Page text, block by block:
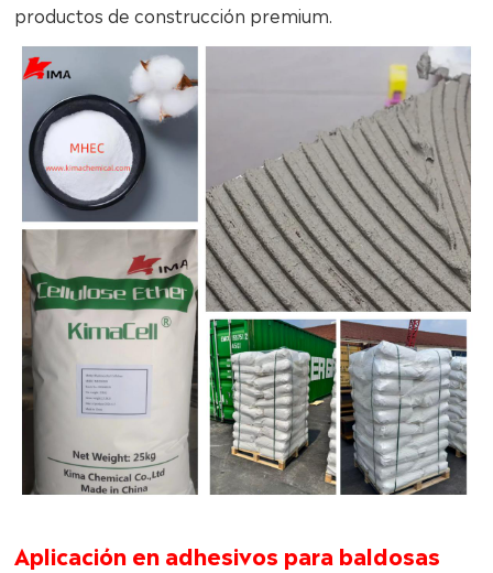
productos de construcción premium.
Aplicación en adhesivos para baldosas